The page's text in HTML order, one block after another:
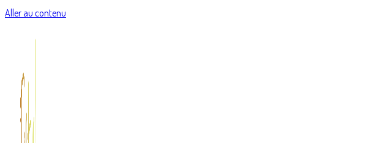
Aller au contenu